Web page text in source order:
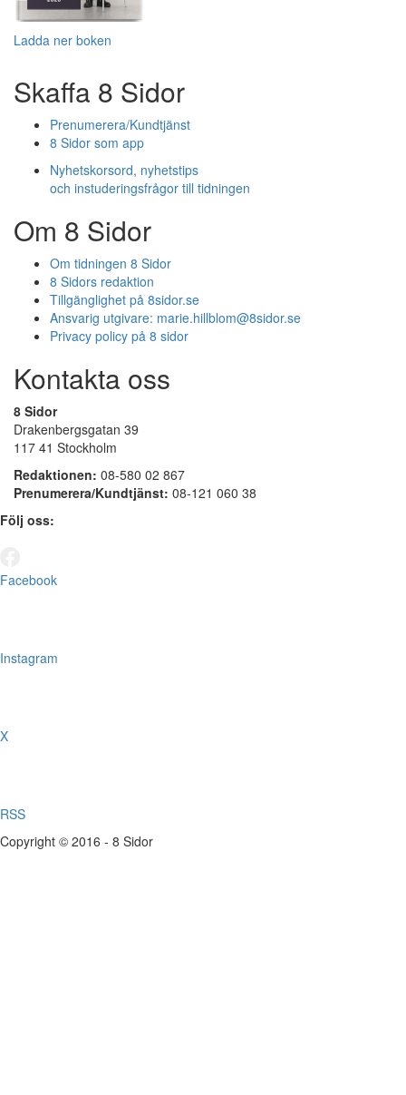
Ladda ner boken
Skaffa 8 Sidor
Prenumerera/Kundtjänst
8 Sidor som app
Nyhetskorsord, nyhetstips
och instuderingsfrågor till tidningen
Om 8 Sidor
Om tidningen 8 Sidor
8 Sidors redaktion
Tillgänglighet på 8sidor.se
Ansvarig utgivare: marie.hillblom@8sidor.se
Privacy policy på 8 sidor
Kontakta oss
8 Sidor
Drakenbergsgatan 39
117 41 Stockholm
Redaktionen: 08-580 02 867
Prenumerera/Kundtjänst: 08-121 060 38
Följ oss:
Facebook
Instagram
X
RSS
Copyright © 2016 - 8 Sidor